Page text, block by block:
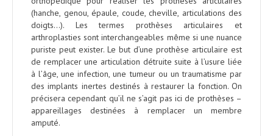
(hanche, genou, épaule, coude, cheville, articulations des
doigts…). Les termes prothèses articulaires et
arthroplasties sont interchangeables même si une nuance
puriste peut exister. Le but d’une prothèse articulaire est
de remplacer une articulation détruite suite à l’usure liée
à l’âge, une infection, une tumeur ou un traumatisme par
des implants inertes destinés à restaurer la fonction. On
précisera cependant qu’il ne s’agit pas ici de prothèses –
appareillages destinées à remplacer un membre
amputé.